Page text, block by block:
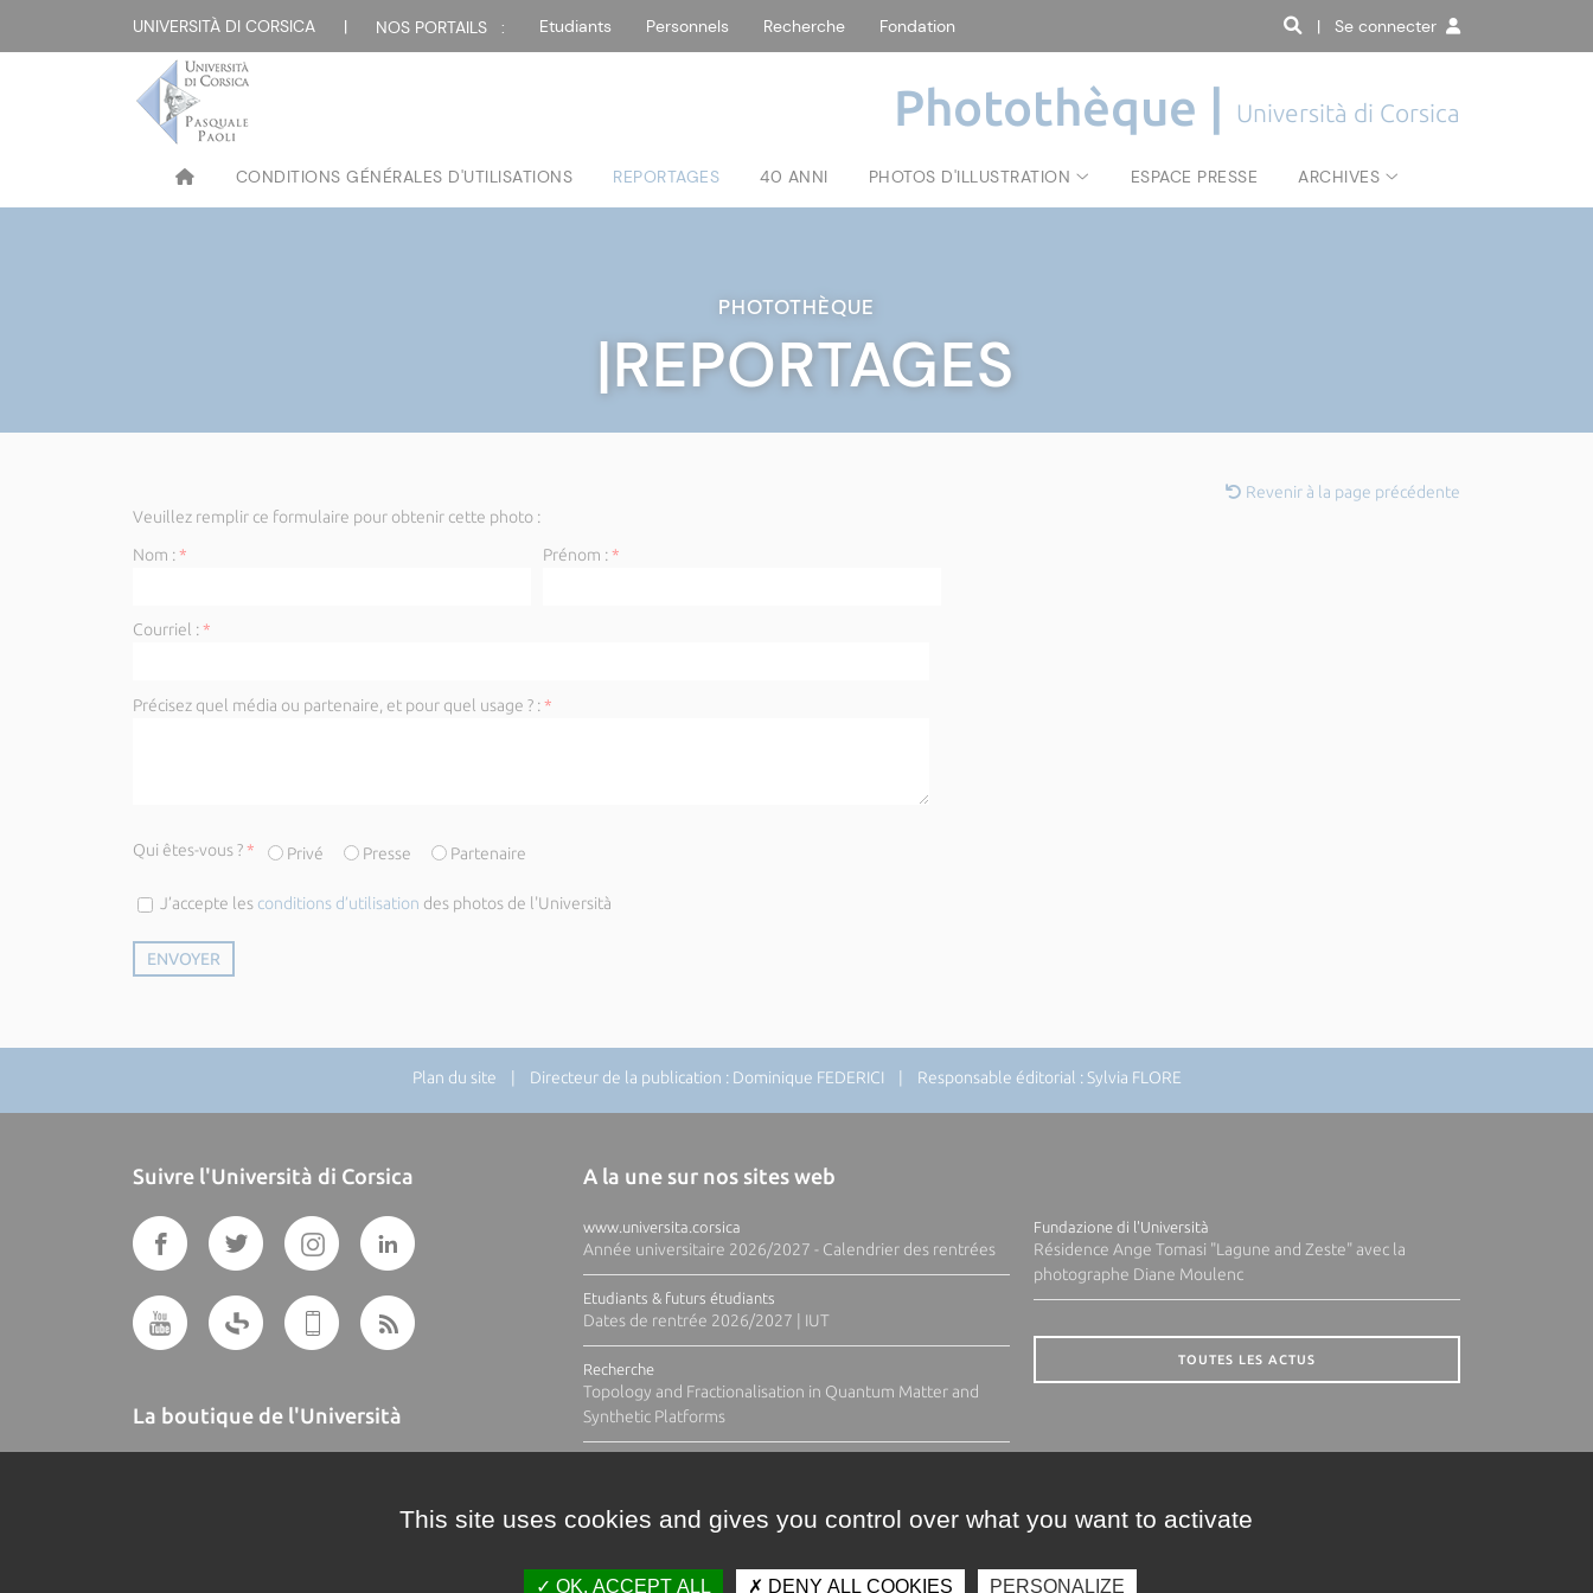
UNIVERSITÀ DI CORSICA | NOS PORTAILS : Etudiants Personnels Recherche Fondation | Se connecter
Photothèque | Università di Corsica
CONDITIONS GÉNÉRALES D'UTILISATIONS REPORTAGES 40 ANNI PHOTOS D'ILLUSTRATION ESPACE PRESSE ARCHIVES
PHOTOTHÈQUE
|REPORTAGES
Revenir à la page précédente
Veuillez remplir ce formulaire pour obtenir cette photo :
Nom :* Prénom :*
Courriel :*
Précisez quel média ou partenaire, et pour quel usage ? :*
Qui êtes-vous ?* Privé Presse Partenaire
J’accepte les conditions d’utilisation des photos de l'Università
Plan du site | Directeur de la publication : Dominique FEDERICI | Responsable éditorial : Sylvia FLORE
Suivre l'Università di Corsica
La boutique de l'Università
A la une sur nos sites web
www.universita.corsica
Année universitaire 2026/2027 - Calendrier des rentrées
Etudiants & futurs étudiants
Dates de rentrée 2026/2027 | IUT
Recherche
Topology and Fractionalisation in Quantum Matter and
Synthetic Platforms
Fundazione di l'Università
Résidence Ange Tomasi "Lagune and Zeste" avec la
photographe Diane Moulenc
TOUTES LES ACTUS
This site uses cookies and gives you control over what you want to activate
OK, ACCEPT ALL DENY ALL COOKIES PERSONALIZE